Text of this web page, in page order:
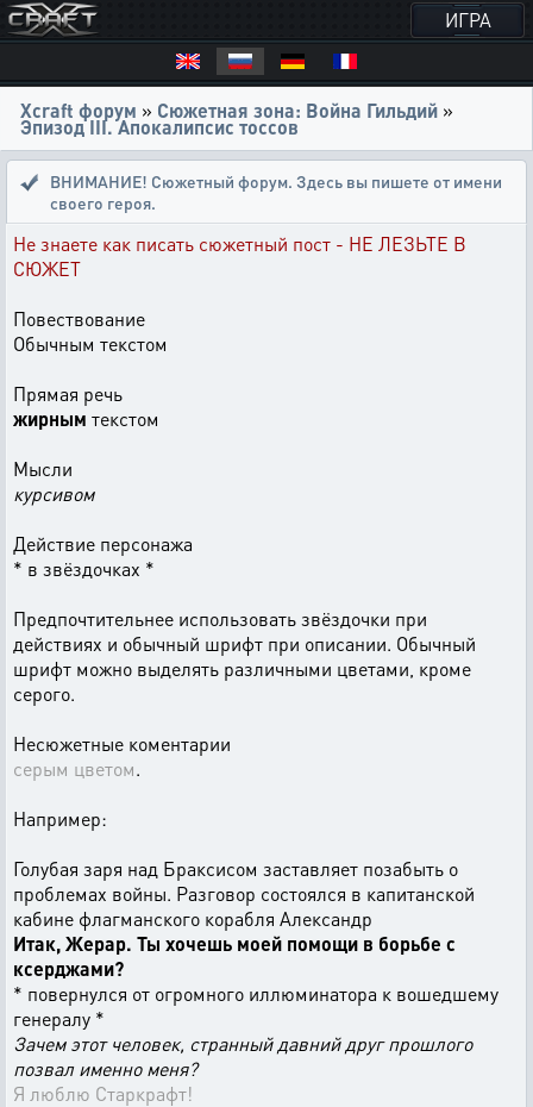
ИГРА
Xcraft форум » Сюжетная зона: Война Гильдий »
Эпизод III. Апокалипсис тоссов
ВНИМАНИЕ! Сюжетный форум. Здесь вы пишете от имени
своего героя.
Не знаете как писать сюжетный пост - НЕ ЛЕЗЬТЕ В
СЮЖЕТ
Повествование
Обычным текстом
Прямая речь
жирным текстом
Мысли
курсивом
Действие персонажа
* в звёздочках *
Предпочтительнее использовать звёздочки при
действиях и обычный шрифт при описании. Обычный
шрифт можно выделять различными цветами, кроме
серого.
Несюжетные коментарии
серым цветом.
Например:
Голубая заря над Браксисом заставляет позабыть о
проблемах войны. Разговор состоялся в капитанской
кабине флагманского корабля Александр
Итак, Жерар. Ты хочешь моей помощи в борьбе с
ксерджами?
* повернулся от огромного иллюминатора к вошедшему
генералу *
Зачем этот человек, странный давний друг прошлого
позвал именно меня?
Я люблю Старкрафт!